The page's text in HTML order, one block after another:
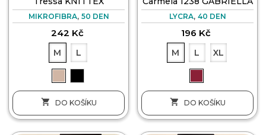
MIKROFIBRA, 50 DEN
242 Kč
M L
 DO KOŠÍKU
LYCRA, 40 DEN
196 Kč
M L XL
 DO KOŠÍKU